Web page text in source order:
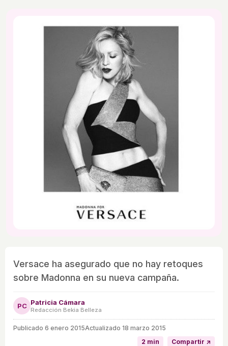
Versace ha asegurado que no hay retoques
sobre Madonna en su nueva campaña.
PC Patricia Cámara
Redacción Bekia Belleza
Publicado 6 enero 2015Actualizado 18 marzo 2015
2 min
Compartir ↗